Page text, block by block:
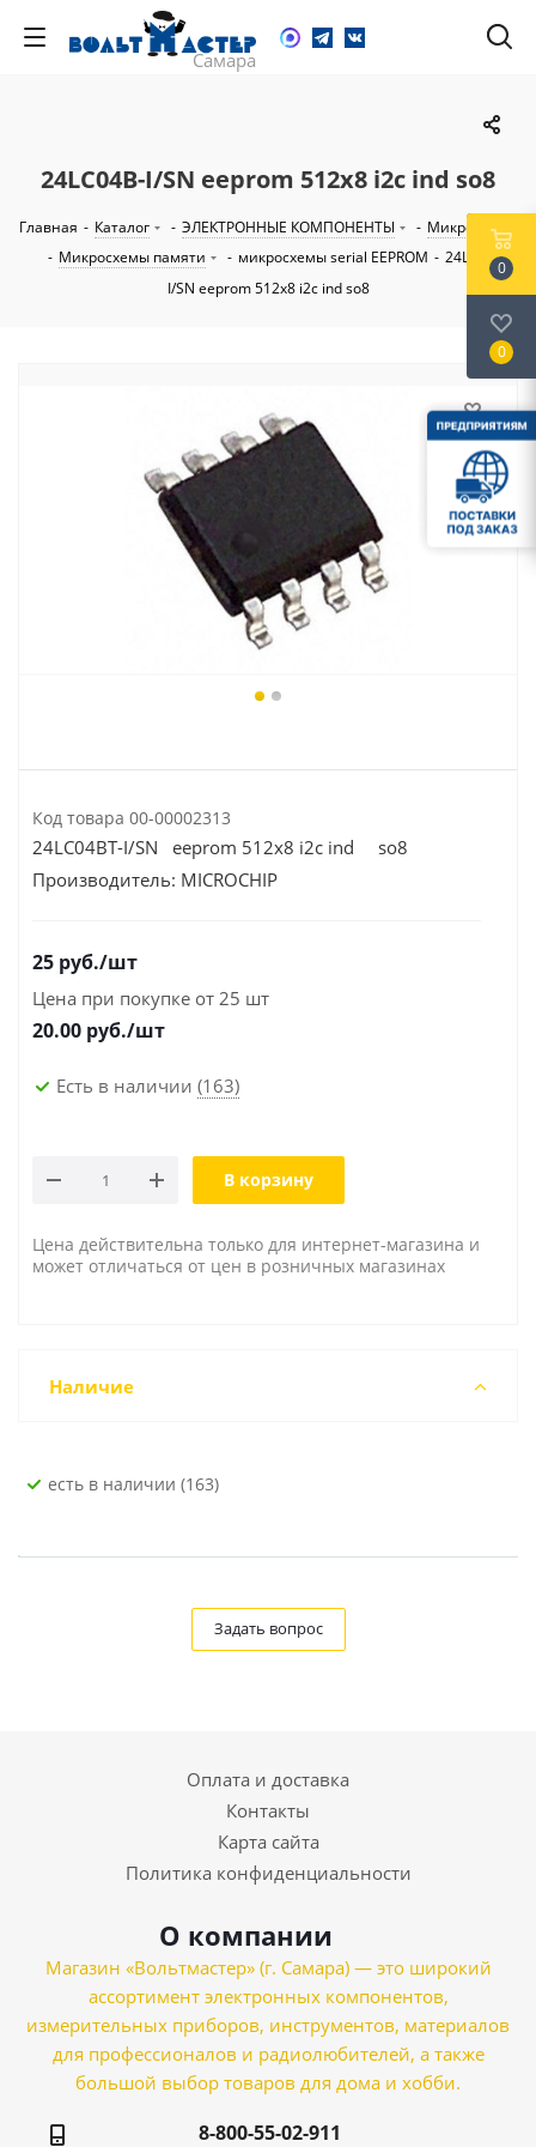
24LC04B-I/SN eeprom 512x8 i2c ind so8
Главная - Каталог - ЭЛЕКТРОННЫЕ КОМПОНЕНТЫ - Микросхемы
- Микросхемы памяти - микросхемы serial EEPROM - 24LC04B-
I/SN eeprom 512x8 i2c ind so8
Код товара 00-00002313
24LC04BT-I/SN eeprom 512x8 i2c ind so8
Производитель: MICROCHIP
25 руб./шт
Цена при покупке от 25 шт
20.00 руб./шт
Есть в наличии (163)
В корзину
Цена действительна только для интернет-магазина и
может отличаться от цен в розничных магазинах
Наличие
Есть в наличии (163)
Задать вопрос
Оплата и доставка
Контакты
Карта сайта
Политика конфиденциальности
О компании
Магазин «Вольтмастер» (г. Самара) — это широкий
ассортимент электронных компонентов,
измерительных приборов, инструментов, материалов
для профессионалов и радиолюбителей, а также
большой выбор товаров для дома и хобби.
8-800-55-02-911
0
0